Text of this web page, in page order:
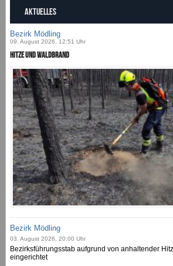
AKTUELLES
Bezirk Mödling
09. August 2026, 12:51 Uhr
Hitze und Waldbrand
Bezirk Mödling
03. August 2026, 20:00 Uhr
Bezirksführungsstab aufgrund von anhaltender
eingerichtet